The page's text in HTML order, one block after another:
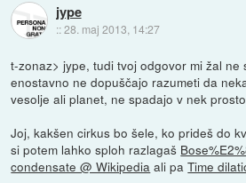
jype
::28. maj 2013, 14:27
t-zonaz> jype, tudi tvoj odgovor mi žal ne
enostavno ne dopuščajo razumeti da
vesolje ali planet, ne spadajo v nek
Joj, kakšen cirkus bo šele, ko prideš do
si potem lahko sploh razlagaš
condensate @ Wikipedia ali paTime